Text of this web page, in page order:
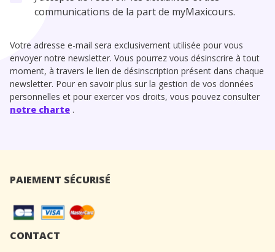
communications de la part de myMaxicours.
Votre adresse e-mail sera exclusivement utilisée pour vous
envoyer notre newsletter. Vous pourrez vous désinscrire à tout
moment, à travers le lien de désinscription présent dans chaque
newsletter. Pour en savoir plus sur la gestion de vos données
personnelles et pour exercer vos droits, vous pouvez consulter
notre charte .
PAIEMENT SÉCURISÉ
CONTACT